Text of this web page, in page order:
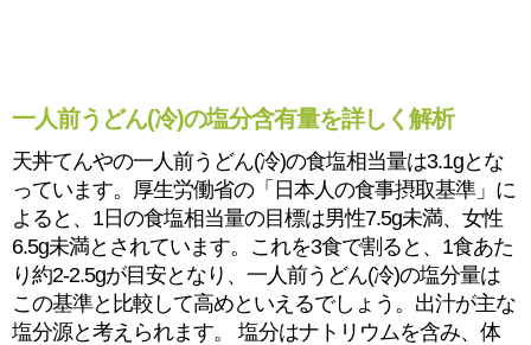
一人前うどん(冷)の塩分含有量を詳しく解析
天丼てんやの一人前うどん(冷)の食塩相当量は3.1gとな
っています。厚生労働省の「日本人の食事摂取基準」に
よると、1日の食塩相当量の目標は男性7.5g未満、女性
6.5g未満とされています。これを3食で割ると、1食あた
り約2-2.5gが目安となり、一人前うどん(冷)の塩分量は
この基準と比較して高めといえるでしょう。出汁が主な
塩分源と考えられます。 塩分はナトリウムを含み、体